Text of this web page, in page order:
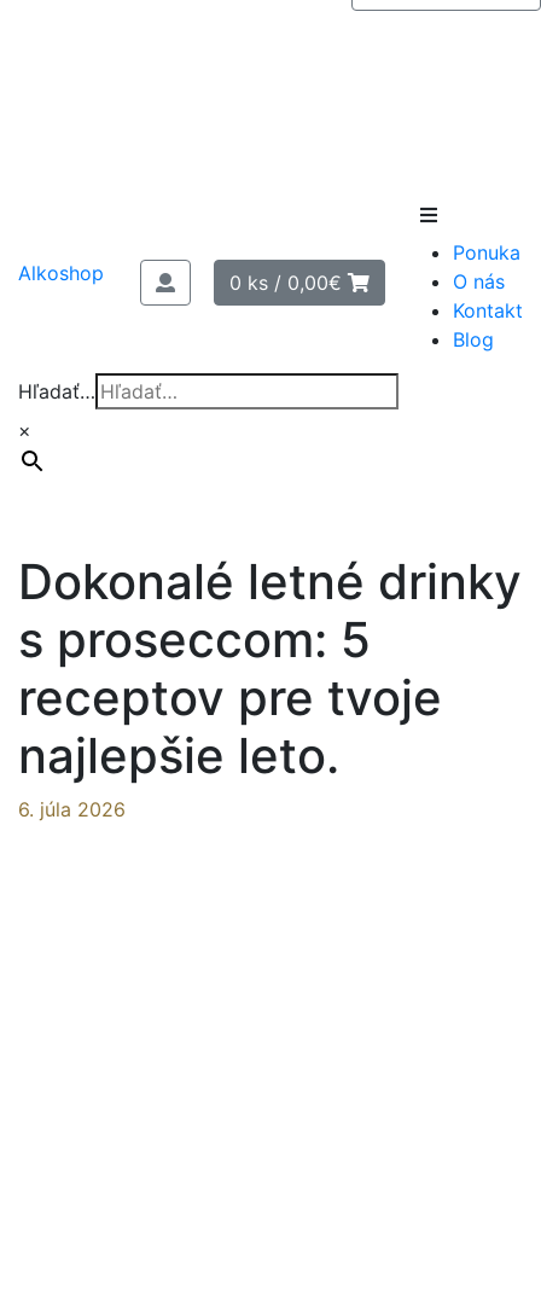
content
Alkoshop 0 ks / 0,00€
Ponuka
O nás
Kontakt
Blog
Hľadať…
×
Dokonalé letné drinky
s proseccom: 5
receptov pre tvoje
najlepšie leto.
6. júla 2026